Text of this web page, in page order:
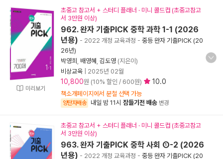
미리보기
초중고 참고서 + 스터디 플래너 · 미니 콜드컵 (초중고참고
서 3만원 이상)
962. 완자 기출PICK 중학 과학 1-1 (2026
년용) - 2022 개정 교육과정 - 중등 완자 기출PICK (20
26년)
박영희
배영혜 김도영 (지은이)
비상교육
2025년 02월
10,800원 (10% 할인 / 600원) 10.0
책소개페이지에서 분철 선택 가능
양탄자배송 내일 밤 11시 잠들기전 배송 변경
초중고 참고서 + 스터디 플래너 · 미니 콜드컵 (초중고참고
서 3만원 이상)
963. 완자 기출PICK 중학 사회 ①-2 (2026
년용) - 2022 개정 교육과정 - 중등 완자 기출PICK (20